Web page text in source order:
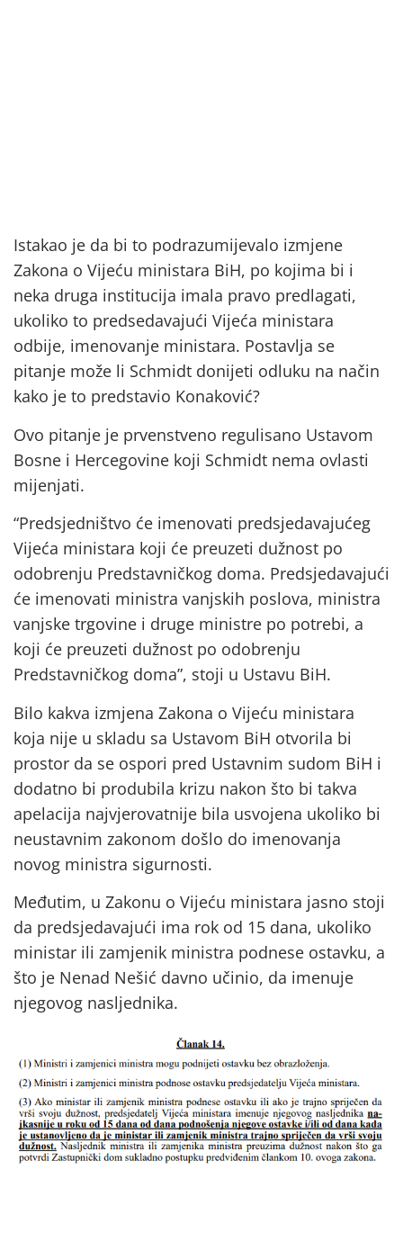
Istakao je da bi to podrazumijevalo izmjene
Zakona o Vijeću ministara BiH, po kojima bi i
neka druga institucija imala pravo predlagati,
ukoliko to predsedavajući Vijeća ministara
odbije, imenovanje ministara. Postavlja se
pitanje može li Schmidt donijeti odluku na način
kako je to predstavio Konaković?
Ovo pitanje je prvenstveno regulisano Ustavom
Bosne i Hercegovine koji Schmidt nema ovlasti
mijenjati.
“Predsjedništvo će imenovati predsjedavajućeg
Vijeća ministara koji će preuzeti dužnost po
odobrenju Predstavničkog doma. Predsjedavajući
će imenovati ministra vanjskih poslova, ministra
vanjske trgovine i druge ministre po potrebi, a
koji će preuzeti dužnost po odobrenju
Predstavničkog doma”, stoji u Ustavu BiH.
Bilo kakva izmjena Zakona o Vijeću ministara
koja nije u skladu sa Ustavom BiH otvorila bi
prostor da se ospori pred Ustavnim sudom BiH i
dodatno bi produbila krizu nakon što bi takva
apelacija najvjerovatnije bila usvojena ukoliko bi
neustavnim zakonom došlo do imenovanja
novog ministra sigurnosti.
Međutim, u Zakonu o Vijeću ministara jasno stoji
da predsjedavajući ima rok od 15 dana, ukoliko
ministar ili zamjenik ministra podnese ostavku, a
što je Nenad Nešić davno učinio, da imenuje
njegovog nasljednika.